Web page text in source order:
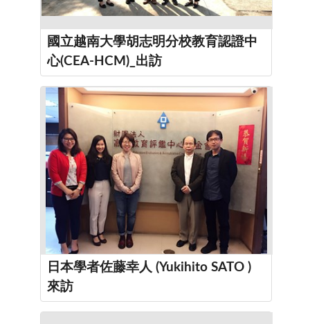
國立越南大學胡志明分校教育認證中
心(CEA-HCM)_出訪
日本學者佐藤幸人 (Yukihito SATO )
來訪